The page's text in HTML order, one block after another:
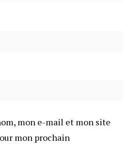
mon e-mail et mon site
mon prochain